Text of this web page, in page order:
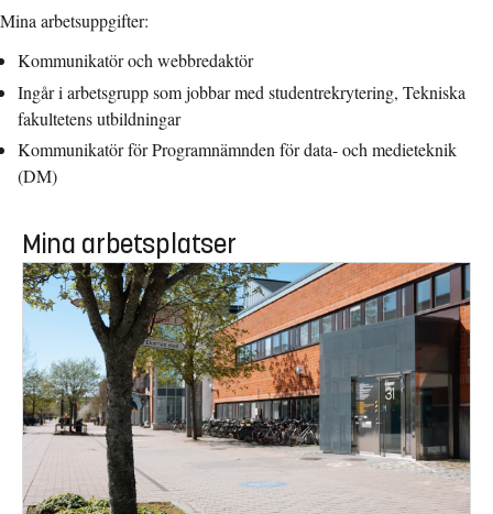
Mina arbetsuppgifter:
Kommunikatör och webbredaktör
Ingår i arbetsgrupp som jobbar med studentrekrytering, Tekniska
fakultetens utbildningar
Kommunikatör för Programnämnden för data- och medieteknik
(DM)
Mina arbetsplatser